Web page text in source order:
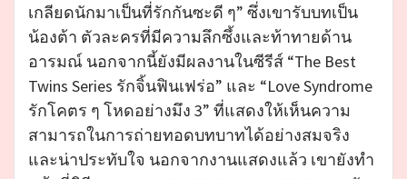
เกลียดนักมาเป็นที่รักกันซะดี ๆ” ซึ่งเขารับบทเป็น
น้องต้า ตัวละครที่มีความลึกซึ้งและท้าทายด้าน
อารมณ์ นอกจากนี้ยังมีผลงานในซีรีส์ “The Best
Twins Series รักจิ้นฟินเฟร่อ” และ “Love Syndrome
รักโคตร ๆ โหดอย่างมึง 3” ที่แสดงให้เห็นความ
สามารถในการถ่ายทอดบทบาทได้อย่างสมจริง
และน่าประทับใจ นอกจากงานแสดงแล้ว เขายังทำ